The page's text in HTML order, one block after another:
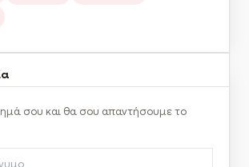
σου και θα σου απαντήσουμε το